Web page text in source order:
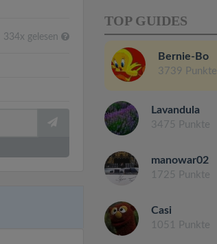
334x gelesen
TOP GUIDES
Bernie-Bo
3739 Punkte
Lavandula
3475 Punkte
manowar02
1725 Punkte
Casi
1051 Punkte